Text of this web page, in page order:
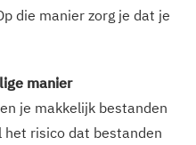
die manier zorg je dat je
manier
je makkelijk bestanden
het risico dat bestanden